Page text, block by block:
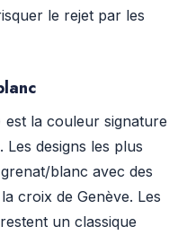
le rejet par les
est la couleur signature
designs les plus
blanc avec des
croix de Genève. Les
un classique